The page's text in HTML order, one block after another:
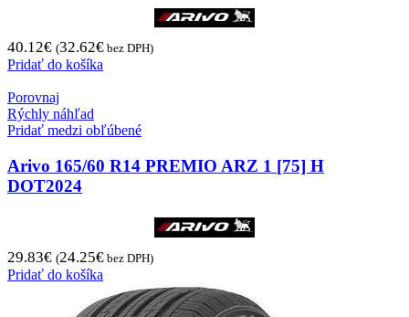
40.12€ (32.62€ bez DPH)
Pridať do košíka
Porovnaj
Rýchly náhľad
Pridať medzi obľúbené
Arivo 165/60 R14 PREMIO ARZ 1 [75] H
DOT2024
29.83€ (24.25€ bez DPH)
Pridať do košíka